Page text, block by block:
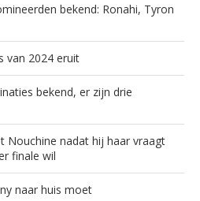
bekend: Ronahi, Tyron
van 2024 eruit
bekend, er zijn drie
Nouchine nadat hij haar vraagt
finale wil
naar huis moet